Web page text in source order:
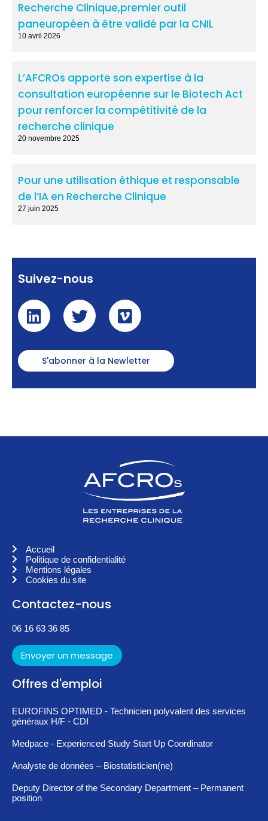
Recherche Clinique,premier outil
paneuropéen à être validé par la CNIL
10 avril 2026
L’AFCROs apporte son expertise à la
consultation européenne sur le Biotech Act
pour renforcer la compétitivité de la
recherche clinique
20 novembre 2025
Pour une utilisation éthique et responsable
de l’IA en Recherche Clinique
27 juin 2025
Suivez-nous
S'abonner à la Newletter
Accueil
Politique de confidentialité
Mentions légales
Cookies du site
Contactez-nous
06 16 63 36 85
Envoyer un message
Offres d'emploi
EUROFINS OPTIMED - Technicien polyvalent des services
généraux H/F - CDI
Medpace - Experienced Study Start Up Coordinator
Analyste de données – Biostatisticien(ne)
Deputy Director of the Secondary Department – Permanent
position